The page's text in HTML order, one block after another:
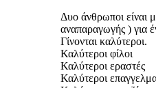
Δυο άνθρωποι είναι
αναπαραγωγής ) για
Γίνονται καλύτεροι.
Καλύτεροι φίλοι
Καλύτεροι εραστές
Καλύτεροι